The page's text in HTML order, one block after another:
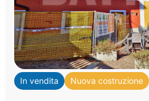
In vendita Nuova costruzione